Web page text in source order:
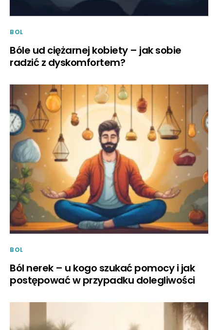
BOL
Bóle ud ciężarnej kobiety – jak sobie
radzić z dyskomfortem?
BOL
Ból nerek – u kogo szukać pomocy i jak
postępować w przypadku dolegliwości